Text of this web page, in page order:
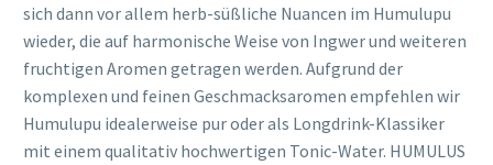
sich dann vor allem herb-süßliche Nuancen im Humulupu
wieder, die auf harmonische Weise von Ingwer und weiteren
fruchtigen Aromen getragen werden. Aufgrund der
komplexen und feinen Geschmacksaromen empfehlen wir
Humulupu idealerweise pur oder als Longdrink-Klassiker
mit einem qualitativ hochwertigen Tonic-Water. HUMULUS